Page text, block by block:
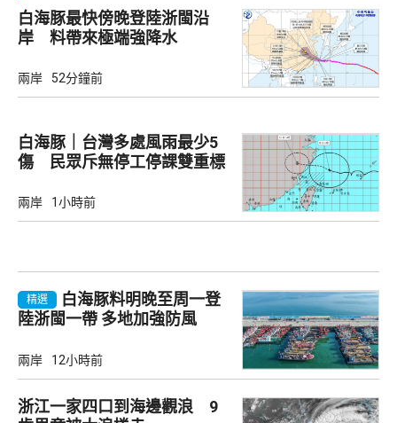
白海豚最快傍晚登陸浙閩沿
岸 料帶來極端強降水
兩岸 52分鐘前
白海豚｜台灣多處風雨最少5
傷 民眾斥無停工停課雙重標
兩岸 1小時前
精選
白海豚料明晚至周一登
陸浙閩一帶 多地加強防風
兩岸 12小時前
浙江一家四口到海邊觀浪 9